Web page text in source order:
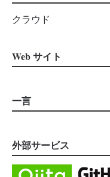
クラウド
Web サイト
一言
外部サービス